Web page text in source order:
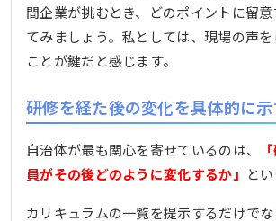
間企業が挑むとき、どのポイントに留
てみましょう。私としては、現場の声
ことが鍵だと感じます。
研修を経た後の変化を具体的に
自治体が最も関心を寄せているのは、
員がその後どのように変化するか」 と
カリキュラムの一覧を提示するだけで